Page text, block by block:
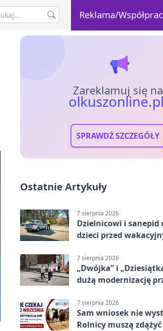
Reklama/
Zareklamuj się na
SPRAWDŹ SZCZEGÓŁY
Ostatnie Artykuły
7 sierpnia 2026
Dzielnicowi i sanepid
dzieci przed
7 sierpnia 2026
„Dwójka” i
dużą modernizację
7 sierpnia 2026
Sam wniosek nie
Rolnicy muszą zdążyć